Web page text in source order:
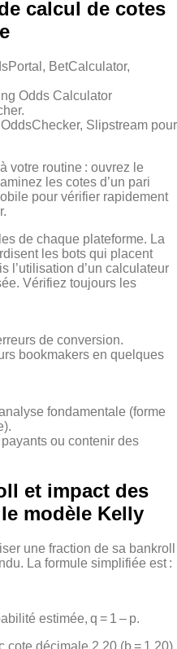
calcul de cotes
BetCalculator,
Odds Calculator
Slipstream pour
votre routine : ouvrez le
les cotes d’un pari
pour vérifier rapidement
de chaque plateforme. La
les bots qui placent
l’utilisation d’un calculateur
Vérifiez toujours les
de conversion.
bookmakers en quelques
fondamentale (forme
ou contenir des
et impact des
modèle Kelly
une fraction de sa bankroll
La formule simplifiée est :
estimée, q = 1 – p.
cote décimale 2,20 (b = 1,20).